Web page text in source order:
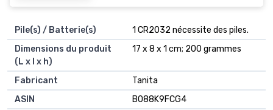
Pile(s) / Batterie(s)
1 CR2032 nécessite des piles.
Dimensions du produit
(L x l x h)
17 x 8 x 1 cm; 200 grammes
Fabricant
Tanita
ASIN
B088K9FCG4